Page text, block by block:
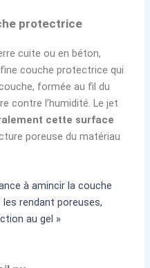
protectrice
cuite ou en béton,
couche protectrice qui
formée au fil du
contre l’humidité. Le jet
cette surface
poreuse du matériau
à amincir la couche
rendant poreuses,
au gel »